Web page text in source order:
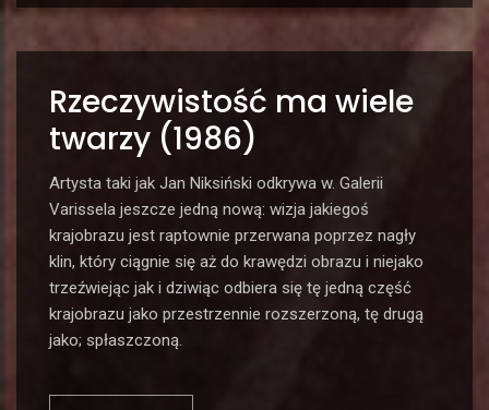
Rzeczywistość ma wiele
twarzy (1986)
Artysta taki jak Jan Niksiński odkrywa w. Galerii
Varissela jeszcze jedną nową: wizja jakiegoś
krajobrazu jest raptownie przerwana poprzez nagły
klin, który ciągnie się aż do krawędzi obrazu i niejako
trzeźwiejąc jak i dziwiąc odbiera się tę jedną część
krajobrazu jako przestrzennie rozszerzoną, tę drugą
jako; spłaszczoną.